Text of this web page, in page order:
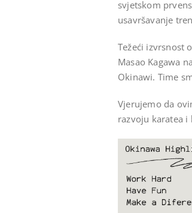
svjetskom
usavršavanje
Težeći izvrsnost
Masao Kagawa
Okinawi. Time
Vjerujemo da
razvoju karatea